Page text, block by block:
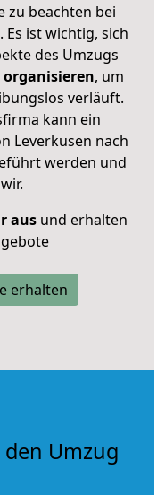
zu beachten bei
Es ist wichtig, sich
des Umzugs
organisieren, um
verläuft.
kann ein
Leverkusen nach
werden und
ausund erhalten
erhalten
Umzug